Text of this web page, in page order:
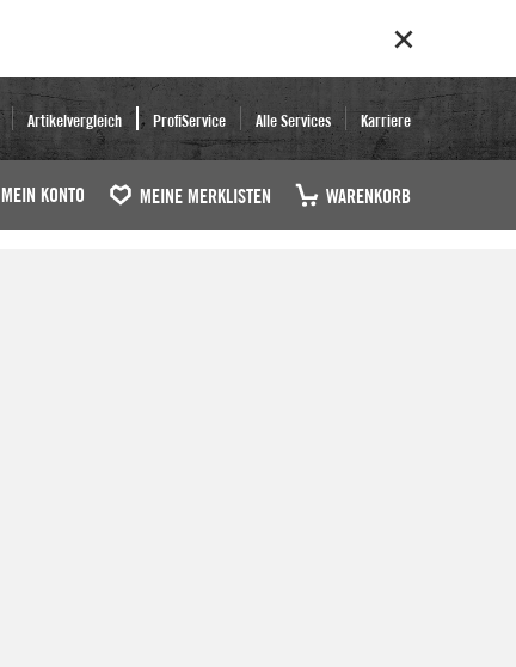
Artikelvergleich ProfiService Alle Services Karriere
MEIN KONTO MEINE MERKLISTEN WARENKORB